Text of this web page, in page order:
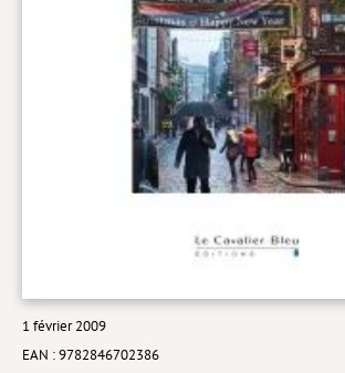
COLLECTIONS
Comment je suis devenu
Convergences
eDDen
Espèces
Géopolitique de…
Idées Reçues
1 février 2009
EAN : 9782846702386